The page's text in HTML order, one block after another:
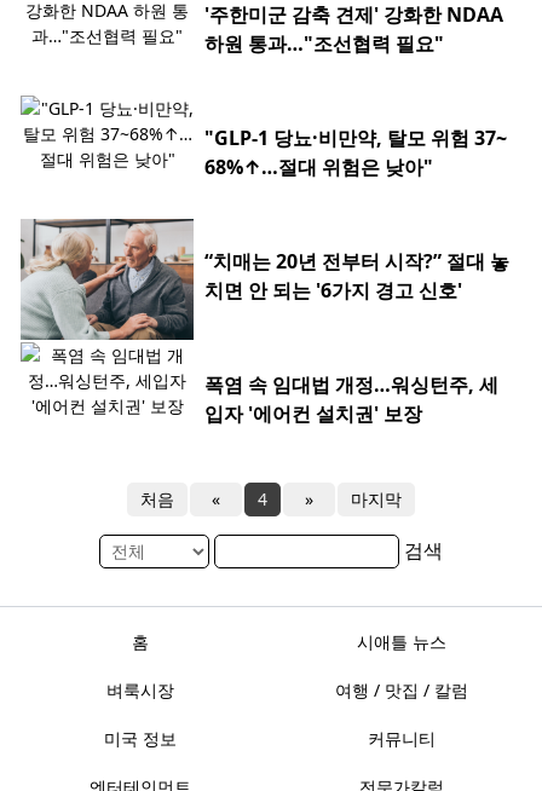
'주한미군 감축 견제' 강화한 NDAA
하원 통과…"조선협력 필요"
"GLP-1 당뇨·비만약, 탈모 위험 37~
68%↑…절대 위험은 낮아"
“치매는 20년 전부터 시작?” 절대 놓
치면 안 되는 '6가지 경고 신호'
폭염 속 임대법 개정…워싱턴주, 세
입자 '에어컨 설치권' 보장
처음 « 4 » 마지막
검색
홈 시애틀 뉴스
벼룩시장 여행 / 맛집 / 칼럼
미국 정보 커뮤니티